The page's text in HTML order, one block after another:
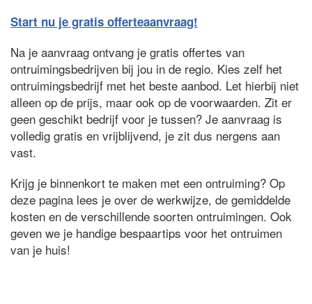
Start nu je gratis offerteaanvraag!
Na je aanvraag ontvang je gratis offertes van
ontruimingsbedrijven bij jou in de regio. Kies zelf het
ontruimingsbedrijf met het beste aanbod. Let hierbij niet
alleen op de prijs, maar ook op de voorwaarden. Zit er
geen geschikt bedrijf voor je tussen? Je aanvraag is
volledig gratis en vrijblijvend, je zit dus nergens aan
vast.
Krijg je binnenkort te maken met een ontruiming? Op
deze pagina lees je over de werkwijze, de gemiddelde
kosten en de verschillende soorten ontruimingen. Ook
geven we je handige bespaartips voor het ontruimen
van je huis!